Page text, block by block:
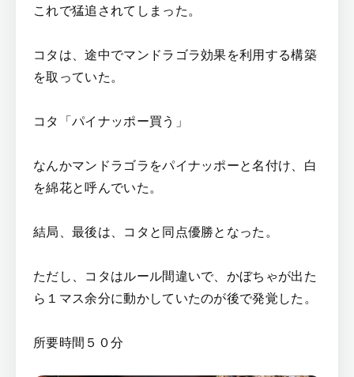
これで猛追されてしまった。
コタは、途中でマンドラゴラ効果を利用する構築
を取っていた。
コタ「パイナッポー買う」
なんかマンドラゴラをパイナッポーと名付け、白
を綿花と呼んでいた。
結局、最後は、コタと同点優勝となった。
ただし、コタはルール間違いで、かぼちゃが出た
ら１マス余分に動かしていたのが後で発覚した。
所要時間５０分